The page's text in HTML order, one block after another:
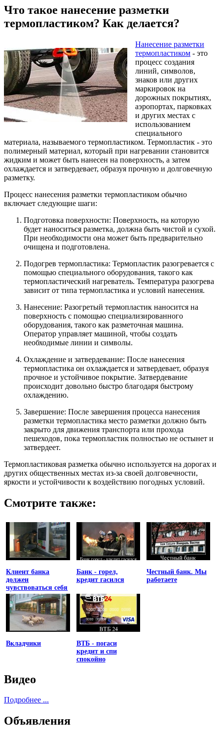
Что такое нанесение разметки
термопластиком? Как делается?
Нанесение разметки
термопластиком - это
процесс создания
линий, символов,
знаков или других
маркировок на
дорожных покрытиях,
аэропортах, парковках
и других местах с
использованием
специального
материала, называемого термопластиком. Термопластик - это
полимерный материал, который при нагревании становится
жидким и может быть нанесен на поверхность, а затем
охлаждается и затвердевает, образуя прочную и долговечную
разметку.
Процесс нанесения разметки термопластиком обычно
включает следующие шаги:
Подготовка поверхности: Поверхность, на которую
будет наноситься разметка, должна быть чистой и сухой.
При необходимости она может быть предварительно
очищена и подготовлена.
Подогрев термопластика: Термопластик разогревается с
помощью специального оборудования, такого как
термопластический нагреватель. Температура разогрева
зависит от типа термопластика и условий нанесения.
Нанесение: Разогретый термопластик наносится на
поверхность с помощью специализированного
оборудования, такого как разметочная машина.
Оператор управляет машиной, чтобы создать
необходимые линии и символы.
Охлаждение и затвердевание: После нанесения
термопластика он охлаждается и затвердевает, образуя
прочное и устойчивое покрытие. Затвердевание
происходит довольно быстро благодаря быстрому
охлаждению.
Завершение: После завершения процесса нанесения
разметки термопластика место разметки должно быть
закрыто для движения транспорта или прохода
пешеходов, пока термопластик полностью не остынет и
затвердеет.
Термопластиковая разметка обычно используется на дорогах и
других общественных местах из-за своей долговечности,
яркости и устойчивости к воздействию погодных условий.
Смотрите также:
Клиент банка
должен
чувствоваться себя
униженным
Банк - горел,
кредит гасился
Честный банк. Мы
работаете
Вкладчики
ВТБ - погаси
кредит и спи
спокойно
Видео
Подробнее ...
Объявления